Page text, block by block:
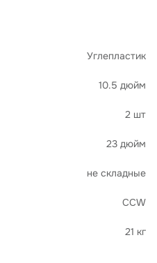
Углепластик
10.5 дюйм
2 шт
23 дюйм
не складные
CCW
21 кг